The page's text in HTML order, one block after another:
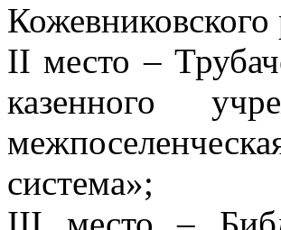
II место –
казенного
система»;